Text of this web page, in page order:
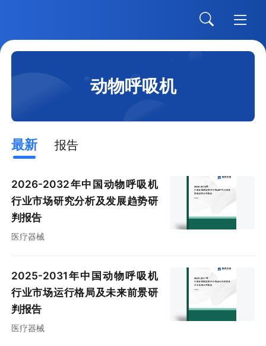
动物呼吸机
最新 报告
2026-2032年中国动物呼吸机
行业市场研究分析及发展趋势研
判报告
医疗器械
2025-2031年中国动物呼吸机
行业市场运行格局及未来前景研
判报告
医疗器械